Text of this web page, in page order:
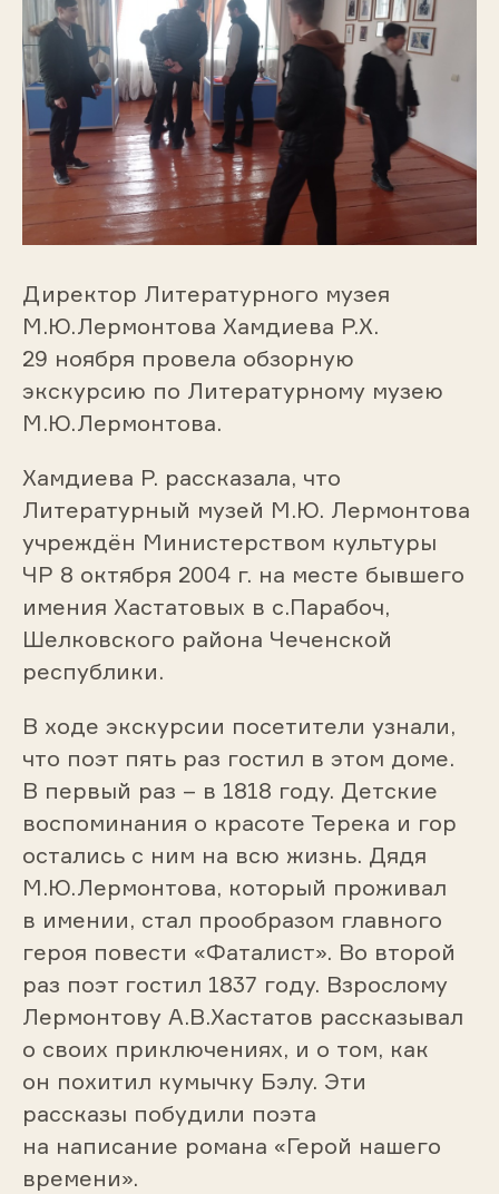
Директор Литературного музея
М.Ю.Лермонтова Хамдиева Р.Х.
29 ноября провела обзорную
экскурсию по Литературному музею
М.Ю.Лермонтова.
Хамдиева Р. рассказала, что
Литературный музей М.Ю. Лермонтова
учреждён Министерством культуры
ЧР 8 октября 2004 г. на месте бывшего
имения Хастатовых в с.Парабоч,
Шелковского района Чеченской
республики.
В ходе экскурсии посетители узнали,
что поэт пять раз гостил в этом доме.
В первый раз – в 1818 году. Детские
воспоминания о красоте Терека и гор
остались с ним на всю жизнь. Дядя
М.Ю.Лермонтова, который проживал
в имении, стал прообразом главного
героя повести «Фаталист». Во второй
раз поэт гостил 1837 году. Взрослому
Лермонтову А.В.Хастатов рассказывал
о своих приключениях, и о том, как
он похитил кумычку Бэлу. Эти
рассказы побудили поэта
на написание романа «Герой нашего
времени».